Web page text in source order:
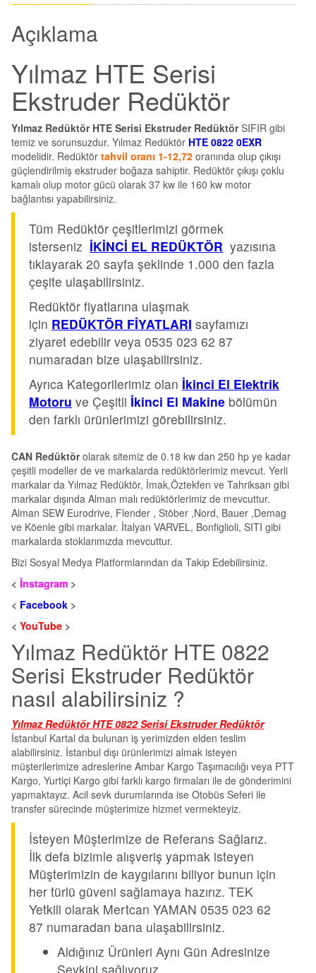
Açıklama
Yılmaz HTE Serisi
Ekstruder Redüktör
Yılmaz Redüktör HTE Serisi Ekstruder RedüktörSIFIR gibi
temiz ve sorunsuzdur. Yılmaz Redüktör HTE 0822 0EXR
modelidir. Redüktör tahvil oranı 1-12,72 oranında olup çıkışı
güçlendirilmiş ekstruder boğaza sahiptir. Redüktör çıkışı çoklu
kamalı olup motor gücü olarak 37 kw ile 160 kw motor
bağlantısı yapabilirsiniz.
Tüm Redüktör çeşitlerimizi görmek
isterseniz İKİNCİ EL REDÜKTÖR yazısına
tıklayarak 20 sayfa şeklinde 1.000 den fazla
çeşite ulaşabilirsiniz.
Redüktör fiyatlarına ulaşmak
için REDÜKTÖR FİYATLARI sayfamızı
ziyaret edebilir veya 0535 023 62 87
numaradan bize ulaşabilirsiniz.
Ayrıca Kategorilerimiz olan İkinci El Elektrik
Motoru ve Çeşitli İkinci El Makine bölümün
den farklı ürünlerimizi görebilirsiniz.
CAN Redüktörolarak sitemiz de 0.18 kw dan 250 hp ye kadar
çeşitli modeller de ve markalarda redüktörlerimiz mevcut. Yerli
markalar da Yılmaz Redüktör, İmak,Öztekfen ve Tahriksan gibi
markalar dışında Alman malı redüktörlerimiz de mevcuttur.
Alman SEW Eurodrive, Flender , Stöber ,Nord, Bauer ,Demag
ve Köenle gibi markalar. İtalyan VARVEL, Bonfiglioli, SITI gibi
markalarda stoklarımızda mevcuttur.
Bizi Sosyal Medya Platformlarından da Takip Edebilirsiniz.
< İnstagram >
< Facebook >
< YouTube >
Yılmaz Redüktör HTE 0822
Serisi Ekstruder Redüktör
nasıl alabilirsiniz ?
Yılmaz Redüktör HTE 0822 Serisi Ekstruder Redüktör
İstanbul Kartal da bulunan iş yerimizden elden teslim
alabilirsiniz. İstanbul dışı ürünlerimizi almak isteyen
müşterilerimize adreslerine Ambar Kargo Taşımacılığı veya PTT
Kargo, Yurtiçi Kargo gibi farklı kargo firmaları ile de gönderimini
yapmaktayız. Acil sevk durumlarında ise Otobüs Seferi ile
transfer sürecinde müşterimize hizmet vermekteyiz.
İsteyen Müşterimize de Referans Sağlarız.
İlk defa bizimle alışveriş yapmak isteyen
Müşterimizin de kaygılarını biliyor bunun için
her türlü güveni sağlamaya hazırız. TEK
Yetkili olarak Mertcan YAMAN 0535 023 62
87 numaradan bana ulaşabilirsiniz.
Aldığınız Ürünleri Aynı Gün Adresinize
Sevkini sağlıyoruz.